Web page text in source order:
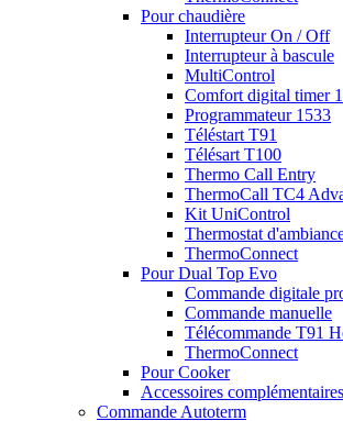
Pour chaudière
Interrupteur On / Off
Interrupteur à bascule
MultiControl
Comfort digital timer
Programmateur 1533
Téléstart T91
Télésart T100
Thermo Call Entry
ThermoCall TC4
Kit UniControl
Thermostat
ThermoConnect
Pour Dual Top Evo
Commande digitale
Commande manuelle
Télécommande T91
ThermoConnect
Pour Cooker
Accessoires complémentaires
Commande Autoterm